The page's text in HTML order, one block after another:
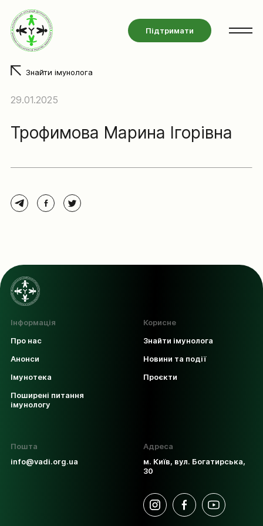
Підтримати
Знайти імунолога
29.01.2025
Трофимова Марина Ігорівна
Інформація
Про нас
Анонси
Імунотека
Поширені питання
імунологу
Корисне
Знайти імунолога
Новини та події
Проєкти
Пошта
info@vadi.org.ua
Адреса
м. Київ, вул. Богатирська,
30